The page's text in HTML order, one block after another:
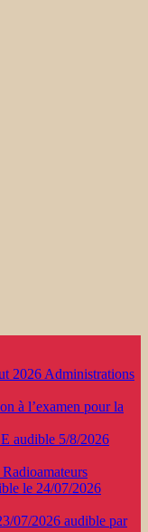
2026 Administrations
à l’examen pour la
audible 5/8/2026
Radioamateurs
le 24/07/2026
07/2026 audible par